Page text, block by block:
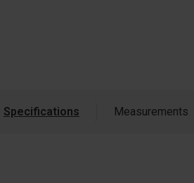
Specifications Measurements